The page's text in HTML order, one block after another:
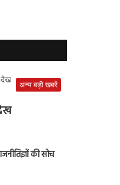
अन्य बड़ी खबरें
की सोच